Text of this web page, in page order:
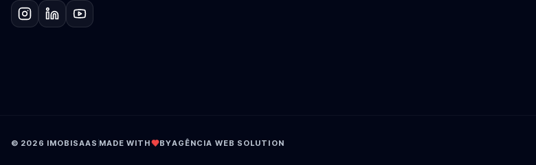
© 2026 IMOBISAAS MADE WITH BYAGÊNCIA WEB SOLUTION